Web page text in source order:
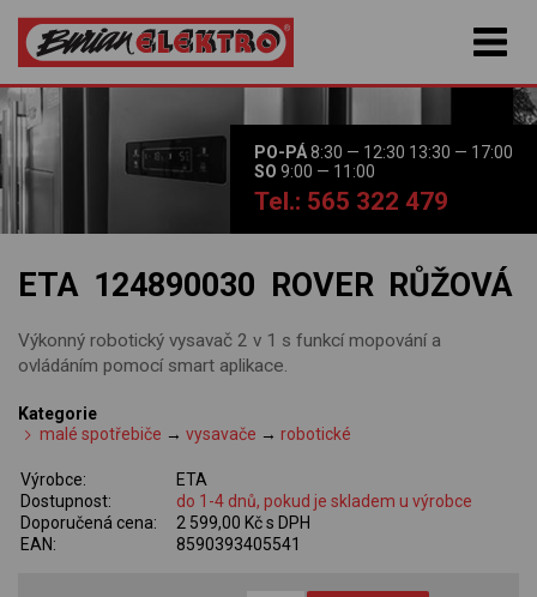
PO-PÁ8:30 — 12:30 13:30 — 17:00
SO 9:00 — 11:00
Tel.: 565 322 479
ETA 124890030 ROVER RŮŽOVÁ
Výkonný robotický vysavač 2 v 1 s funkcí mopování a
ovládáním pomocí smart aplikace.
Kategorie
malé spotřebiče →vysavače →robotické
Výrobce:
ETA
Dostupnost:
do 1-4 dnů, pokud je skladem u výrobce
Doporučená cena:
2 599,00 Kč s DPH
EAN:
8590393405541